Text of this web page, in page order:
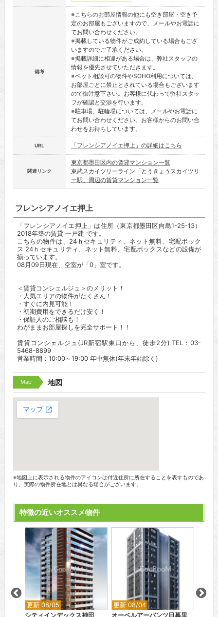
備考
※こちらのお部屋情報の他にも空き部屋・空き予
定のお部屋もございますので、メールやお電話に
てお問い合わせください。
※掲載している物件がご成約している場合もござ
いますのでご了承ください。
※掲載詳細に相違がある場合は、弊社スタッフの
情報を優先させていただきます。
※ペット相談可の物件やSOHO利用については、
お部屋ごとに禁止とされている場合もございます
ので御注意下さい。お客様に代わって弊社スタッ
フが確認と交渉を行います。
※駐車場、駐輪場については、メールやお電話に
てお問い合わせください。お客様からのお問い合
わせをお待ちしています。
URL 「フレンシアノイエ押上」の詳細はこちら
関連リンク
東京都墨田区内の賃貸マンション一覧
東武スカイツリーライン「とうきょうスカイツリ
ー駅」周辺の賃貸マンション一覧
フレンシアノイエ押上
「フレンシアノイエ押上」は住所（東京都墨田区向島1-25-13）
2018年築の賃貸 一戸建 です。
こちらの物件は、24ｈセキュリティ、ネット無料、宅配ボック
ス 24ｈセキュリティ、ネット無料、宅配ボックスなどの設備が
揃っています。
08月09日現在、空室が「0」室です。
＜賃貸コンシェルジュ＞のメリット！
・人気エリアの物件がたくさん！
・すぐに内見可能！
・初期費用をできるだけ安く！
・保証人のご相談も！
わがままお部屋探しを完全サポート！！
賃貸コンシェルジュ(JR新宿駅東口から、徒歩2分) TEL：03-
5468-8899
営業時間：10:00～19:00 年中無休(年末年始除く)
Map 地図
※地図上に表示される物件のアイコンは付近住所に所在することを表すものであ
り、実際の物件所在地とは異なる場合がございます。
特徴の近いオススメ物件
更新 08/05
シティインデックス神田
更新 08/04
オーベルアーバンツ日暮里